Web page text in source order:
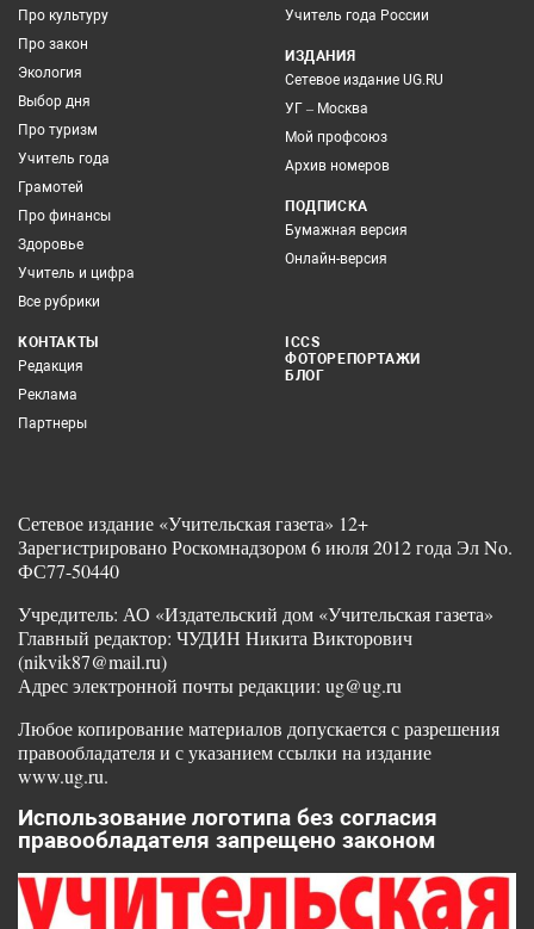
Про культуру
Про закон
Экология
Выбор дня
Про туризм
Учитель года
Грамотей
Про финансы
Здоровье
Учитель и цифра
Все рубрики
Учитель года России
ИЗДАНИЯ
Сетевое издание UG.RU
УГ – Москва
Мой профсоюз
Архив номеров
ПОДПИСКА
Бумажная версия
Онлайн-версия
КОНТАКТЫ
Редакция
Реклама
Партнеры
ICCS
ФОТОРЕПОРТАЖИ
БЛОГ
Сетевое издание «Учительская газета» 12+
Зарегистрировано Роскомнадзором 6 июля 2012 года Эл No.
ФС77-50440
Учредитель: АО «Издательский дом «Учительская газета»
Главный редактор: ЧУДИН Никита Викторович
(nikvik87@mail.ru)
Адрес электронной почты редакции: ug@ug.ru
Любое копирование материалов допускается с разрешения
правообладателя и с указанием ссылки на издание
www.ug.ru.
Использование логотипа без согласия
правообладателя запрещено законом